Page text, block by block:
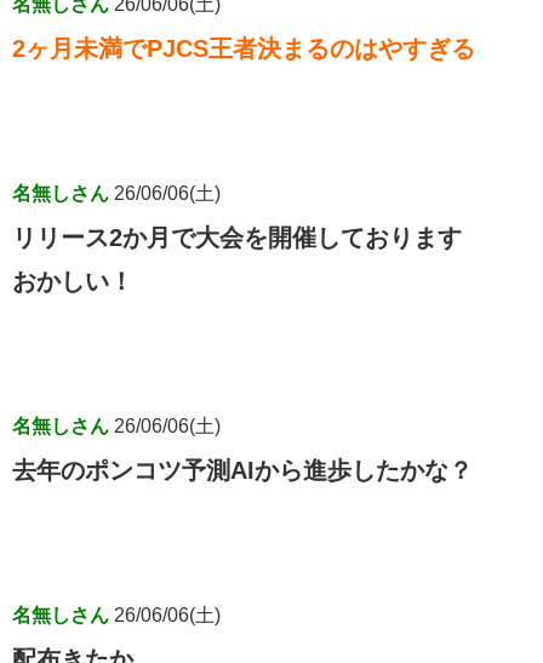
2ヶ月未満でPJCS王者決まるのはやすぎる
名無しさん 26/06/06(土)
リリース2か月で大会を開催しております
おかしい！
名無しさん 26/06/06(土)
去年のポンコツ予測AIから進歩したかな？
名無しさん 26/06/06(土)